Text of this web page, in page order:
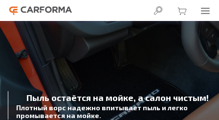
Пыль остаётся на мойке, а салон чистым!
Плотный ворс надежно впитывает пыль и легко
промывается на мойке.